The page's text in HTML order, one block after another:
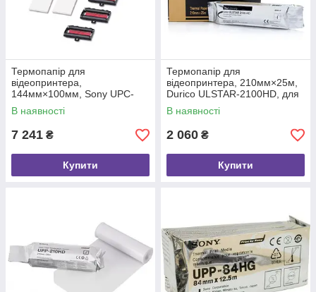
Термопапір для
відеопринтера,
144мм×100мм, Sony UPC-
21L, кольоровий, 1 упаковка
В наявності
7 241 ₴
Купити
Термопапір для
відеопринтера, 210мм×25м,
Durico ULSTAR-2100HD, для
чорно-білого друку, висока
щільність, 1 шт.
В наявності
2 060 ₴
Купити